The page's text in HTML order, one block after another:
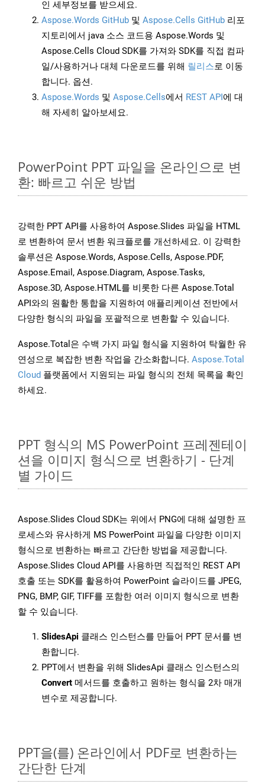
인 세부정보를 받으세요.
Aspose.Words GitHub 및 Aspose.Cells GitHub 리포
지토리에서 java 소스 코드용 Aspose.Words 및
Aspose.Cells Cloud SDK를 가져와 SDK를 직접 컴파
일/사용하거나 대체 다운로드를 위해 릴리스로 이동
합니다. 옵션.
Aspose.Words 및 Aspose.Cells에서 REST API에 대
해 자세히 알아보세요.
PowerPoint PPT 파일을 온라인으로 변
환: 빠르고 쉬운 방법
강력한 PPT API를 사용하여 Aspose.Slides 파일을 HTML
로 변환하여 문서 변환 워크플로를 개선하세요. 이 강력한
솔루션은 Aspose.Words, Aspose.Cells, Aspose.PDF,
Aspose.Email, Aspose.Diagram, Aspose.Tasks,
Aspose.3D, Aspose.HTML를 비롯한 다른 Aspose.Total
API와의 원활한 통합을 지원하여 애플리케이션 전반에서
다양한 형식의 파일을 포괄적으로 변환할 수 있습니다.
Aspose.Total은 수백 가지 파일 형식을 지원하여 탁월한 유
연성으로 복잡한 변환 작업을 간소화합니다. Aspose.Total
Cloud 플랫폼에서 지원되는 파일 형식의 전체 목록을 확인
하세요.
PPT 형식의 MS PowerPoint 프레젠테이
션을 이미지 형식으로 변환하기 - 단계
별 가이드
Aspose.Slides Cloud SDK는 위에서 PNG에 대해 설명한 프
로세스와 유사하게 MS PowerPoint 파일을 다양한 이미지
형식으로 변환하는 빠르고 간단한 방법을 제공합니다.
Aspose.Slides Cloud API를 사용하면 직접적인 REST API
호출 또는 SDK를 활용하여 PowerPoint 슬라이드를 JPEG,
PNG, BMP, GIF, TIFF를 포함한 여러 이미지 형식으로 변환
할 수 있습니다.
SlidesApi 클래스 인스턴스를 만들어 PPT 문서를 변
환합니다.
PPT에서 변환을 위해 SlidesApi 클래스 인스턴스의
Convert 메서드를 호출하고 원하는 형식을 2차 매개
변수로 제공합니다.
PPT을(를) 온라인에서 PDF로 변환하는
간단한 단계